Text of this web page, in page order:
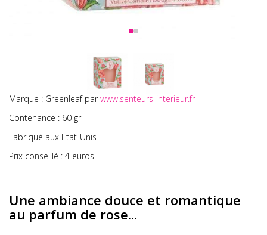
Marque : Greenleaf parwww.senteurs-interieur.fr
Contenance : 60 gr
Fabriqué aux Etat-Unis
Prix conseillé : 4 euros
Une ambiance douce et romantique
au parfum de rose...